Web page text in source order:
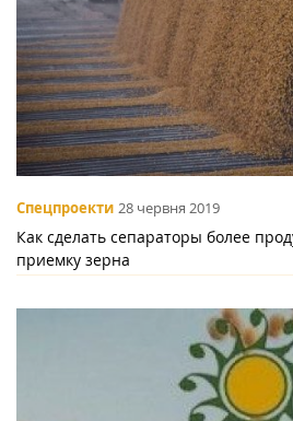
Спецпроекти 28 червня 2019
Как сделать сепараторы более
приемку зерна